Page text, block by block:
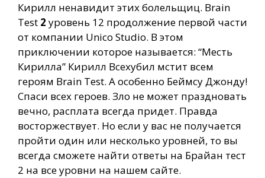
Кирилл ненавидит этих болельщиц. Brain
Test 2 уровень 12 продолжение первой части
от компании Unico Studio. В этом
приключении которое называется: “Месть
Кирилла” Кирилл Всехубил мстит всем
героям Brain Test. А особенно Беймсу Джонду!
Спаси всех героев. Зло не может праздновать
вечно, расплата всегда придет. Правда
восторжествует. Но если у вас не получается
пройти один или несколько уровней, то вы
всегда сможете найти ответы на Брайан тест
2 на все уровни на нашем сайте.